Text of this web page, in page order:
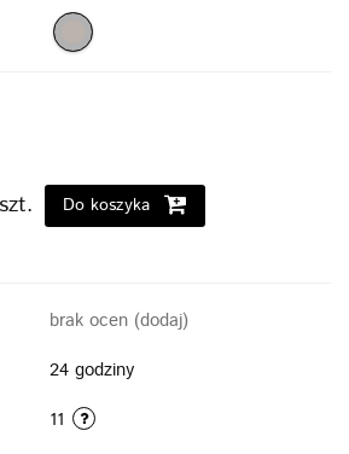
szt. Do koszyka
brak ocen (dodaj)
24 godziny
11